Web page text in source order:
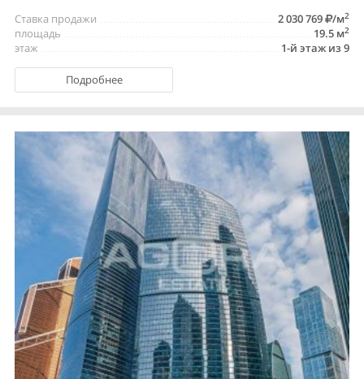
2 030 769
/м2
Ставка продажи
19.5 м2
площадь
1-й этаж из 9
этаж
Подробнее